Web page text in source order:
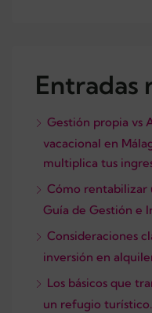
Entradas
Gestión propia vs
vacacional en
multiplica tus
Cómo rentabilizar
Guía de Gestión e
Consideraciones
inversión en
Los básicos que
un refugio turístico.